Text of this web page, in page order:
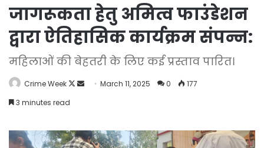
जागरूकता हेतु अमित्व फाउंडेशन
द्वारा ऐतिहासिक कार्यक्रम संपन्न:
महिलाओं की बेहतरी के लिए कई प्रस्ताव पारित।
Crime Week
Follow
SendMarch 11, 2025 0
177
3 minutes read